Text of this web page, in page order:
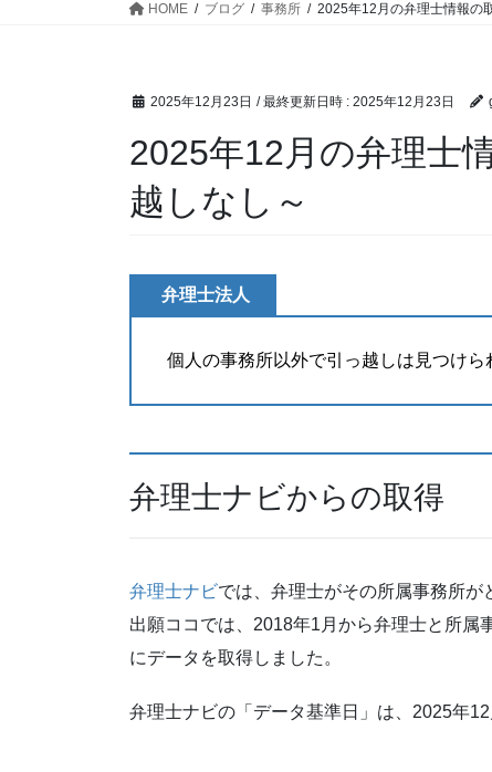
HOME ブログ 事務所 2025年12月の弁理士情報の
2025年12月23日 / 最終更新日時 : 2025年12月23日
2025年12月の弁理士
越しなし～
弁理士法人
個人の事務所以外で引っ越しは見つけら
弁理士ナビからの取得
弁理士ナビでは、弁理士がその所属事務所
出願ココでは、2018年1月から弁理士と所属
にデータを取得しました。
弁理士ナビの「データ基準日」は、2025年12